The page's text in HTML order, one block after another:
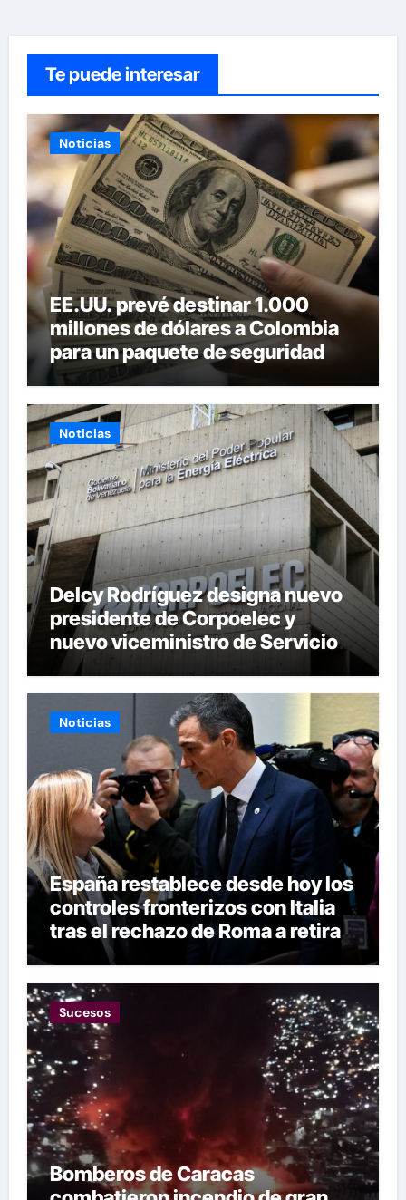
Te puede interesar
Noticias
EE.UU. prevé destinar 1.000
millones de dólares a Colombia
para un paquete de seguridad
Noticias
Delcy Rodríguez designa nuevo
presidente de Corpoelec y
nuevo viceministro de Servicios
Eléctricos
Noticias
España restablece desde hoy los
controles fronterizos con Italia
tras el rechazo de Roma a retirar
las restricciones
Sucesos
Bomberos de Caracas